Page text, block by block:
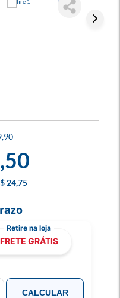
24,75
FRETE GRÁTIS
CALCULAR